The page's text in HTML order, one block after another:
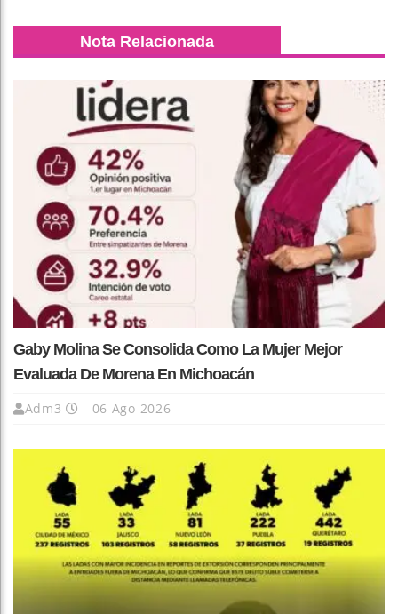
Nota Relacionada
Gaby Molina Se Consolida Como La Mujer Mejor
Evaluada De Morena En Michoacán
Adm3 06 Ago 2026